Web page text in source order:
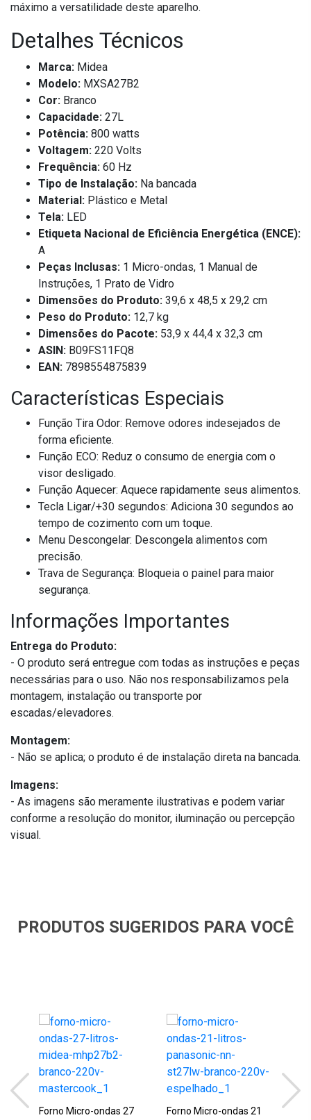
máximo a versatilidade deste aparelho.
Detalhes Técnicos
Marca: Midea
Modelo: MXSA27B2
Cor: Branco
Capacidade: 27L
Potência: 800 watts
Voltagem: 220 Volts
Frequência: 60 Hz
Tipo de Instalação: Na bancada
Material: Plástico e Metal
Tela: LED
Etiqueta Nacional de Eficiência Energética (ENCE):
A
Peças Inclusas: 1 Micro-ondas, 1 Manual de
Instruções, 1 Prato de Vidro
Dimensões do Produto: 39,6 x 48,5 x 29,2 cm
Peso do Produto: 12,7 kg
Dimensões do Pacote: 53,9 x 44,4 x 32,3 cm
ASIN: B09FS11FQ8
EAN: 7898554875839
Características Especiais
Função Tira Odor: Remove odores indesejados de
forma eficiente.
Função ECO: Reduz o consumo de energia com o
visor desligado.
Função Aquecer: Aquece rapidamente seus alimentos.
Tecla Ligar/+30 segundos: Adiciona 30 segundos ao
tempo de cozimento com um toque.
Menu Descongelar: Descongela alimentos com
precisão.
Trava de Segurança: Bloqueia o painel para maior
segurança.
Informações Importantes
Entrega do Produto:
- O produto será entregue com todas as instruções e peças
necessárias para o uso. Não nos responsabilizamos pela
montagem, instalação ou transporte por
escadas/elevadores.
Montagem:
- Não se aplica; o produto é de instalação direta na bancada.
Imagens:
- As imagens são meramente ilustrativas e podem variar
conforme a resolução do monitor, iluminação ou percepção
visual.
PRODUTOS SUGERIDOS PARA VOCÊ
Forno Micro-ondas 27 Forno Micro-ondas 21